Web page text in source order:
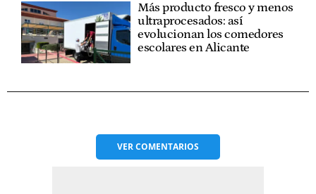
Más producto fresco y menos
ultraprocesados: así
evolucionan los comedores
escolares en Alicante
VERCOMENTARIOS